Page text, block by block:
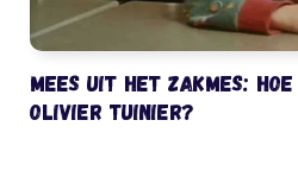
Mees uit het Zakmes:
Olivier Tuinier?